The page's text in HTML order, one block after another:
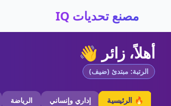
مصنع تحديات IQ
أهلاً، زائر 👋
الرتبة: مبتدئ (ضيف)
🔥 الرئيسية إداري وإنساني الرياضة